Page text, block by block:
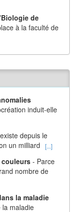
de
à la faculté de
induit-elle
depuis le
un milliard
[...]
- Parce
nombre de
la maladie
la maladie